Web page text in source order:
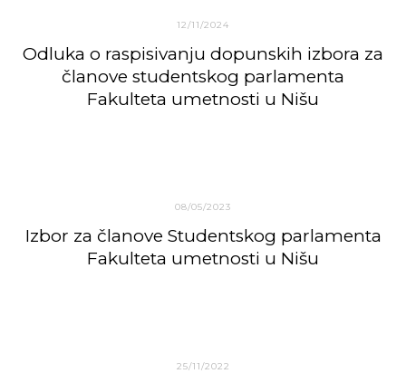
12/11/2024
Odluka o raspisivanju dopunskih izbora za
članove studentskog parlamenta
Fakulteta umetnosti u Nišu
08/05/2023
Izbor za članove Studentskog parlamenta
Fakulteta umetnosti u Nišu
25/11/2022